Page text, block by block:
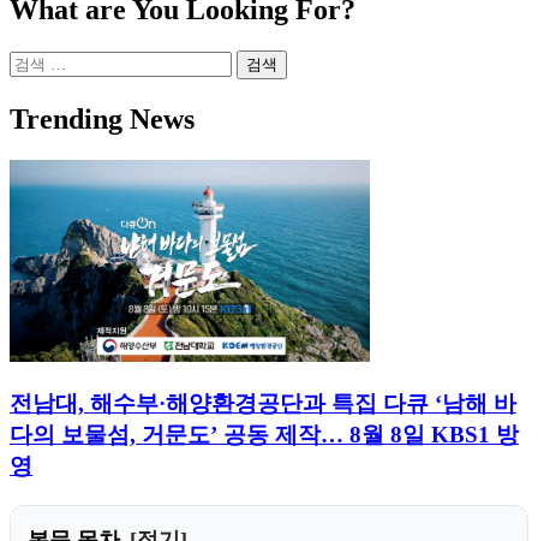
What are You Looking For?
검
Trending News
전남대, 해수부·해양환경공단과 특집 다큐 ‘남해 바
다의 보물섬, 거문도’ 공동 제작… 8월 8일 KBS1 방
영